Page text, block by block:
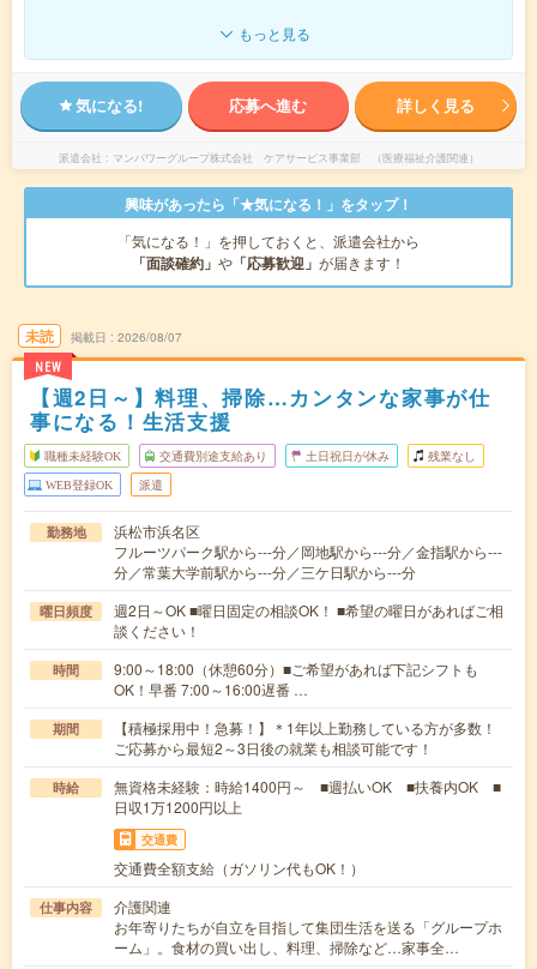
もっと見る
気になる! 応募へ進む 詳しく見る
派遣会社 マンパワーグループ株式会社 ケアサービス事業部 （医療福祉介護関連）
興味があったら「★気になる！」をタップ！
「気になる！」を押しておくと、派遣会社から
「面談確約」 や 「応募歓迎」 が届きます！
未読
NEW
掲載日 2026/08/07
【週2日～】料理、掃除…カンタンな家事が仕
事になる！生活支援
職種未経験OK 交通費別途支給あり 土日祝日が休み 残業なし
WEB登録OK 派遣
勤務地
浜松市浜名区
フルーツパーク駅から---分／岡地駅から---分／金指駅から---
分／常葉大学前駅から---分／三ケ日駅から---分
曜日頻度
週2日～OK ■曜日固定の相談OK！ ■希望の曜日があればご相
談ください！
時間
9:00～18:00（休憩60分）■ご希望があれば下記シフトも
OK！早番 7:00～16:00遅番 …
期間
【積極採用中！急募！】＊1年以上勤務している方が多数！
ご応募から最短2～3日後の就業も相談可能です！
時給
無資格未経験：時給1400円～ ■週払いOK ■扶養内OK ■
日収1万1200円以上
交通費
交通費全額支給（ガソリン代もOK！）
仕事内容
介護関連
お年寄りたちが自立を目指して集団生活を送る「グループホ
ーム」。食材の買い出し、料理、掃除など…家事全…